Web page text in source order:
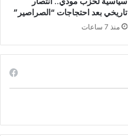
تاريخي بعد احتجاجات “الصراصير”
منذ 7 ساعات